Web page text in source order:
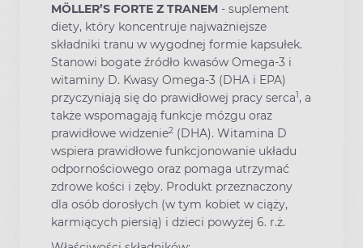
MÖLLER’S FORTE Z TRANEM - suplement
diety, który koncentruje najważniejsze
składniki tranu w wygodnej formie kapsułek.
Stanowi bogate źródło kwasów Omega-3 i
witaminy D. Kwasy Omega-3 (DHA i EPA)
przyczyniają się do prawidłowej pracy serca1, a
także wspomagają funkcje mózgu oraz
prawidłowe widzenie2 (DHA). Witamina D
wspiera prawidłowe funkcjonowanie układu
odpornościowego oraz pomaga utrzymać
zdrowe kości i zęby. Produkt przeznaczony
dla osób dorosłych (w tym kobiet w ciąży,
karmiących piersią) i dzieci powyżej 6. r.ż.